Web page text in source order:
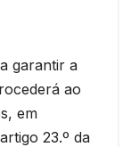
garantir a
ao
em
23.º da